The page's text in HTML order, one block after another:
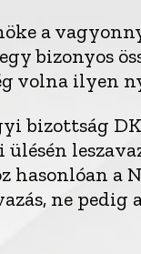
a
bizonyos
volna ilyen
bizottság
hasonlóan a
ne pedig